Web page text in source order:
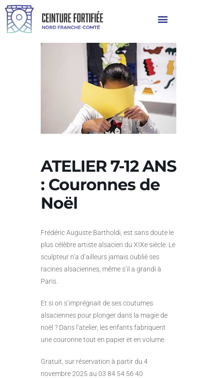
ATELIER 7-12 ANS
: Couronnes de
Noël
Frédéric Auguste Bartholdi, est sans doute le
plus célèbre artiste alsacien du XIXe siècle. Le
sculpteur n’a d’ailleurs jamais oublié ses
racines alsaciennes, même s’il a grandi à
Paris.
Et si on s’imprégnait de ses coutumes
alsaciennes pour plonger dans la magie de
noël ? Dans l’atelier, les enfants fabriquent
une couronne tout en papier et en volume.
Gratuit, sur réservation à partir du 4
novembre 2025 au 03 84 54 56 40